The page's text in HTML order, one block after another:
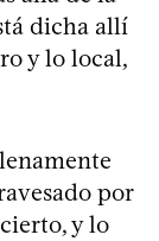
dicha allí
y lo local,
por
y lo